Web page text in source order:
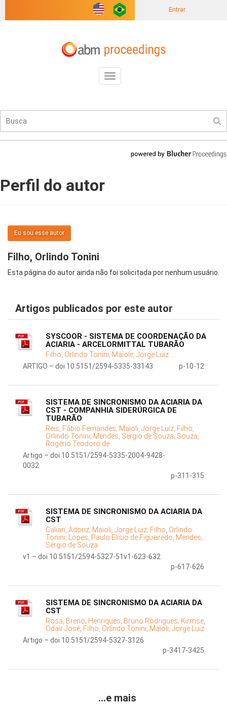
Entrar
Toggle
navigation
Perfil do autor
Eu sou esse autor
Filho, Orlindo Tonini
Esta página do autor ainda não foi solicitada por nenhum usuário.
Artigos publicados por este autor
SYSCOOR - SISTEMA DE COORDENAÇÃO DA
ACIARIA - ARCELORMITTAL TUBARÃO
Filho, Orlindo Tonini; Maiolir, Jorge Luiz
ARTIGO – doi 10.5151/2594-5335-33143
p-10-12
SISTEMA DE SINCRONISMO DA ACIARIA DA
CST - COMPANHIA SIDERÚRGICA DE
TUBARÃO
Reis, Fábio Fernandes; Maioli, Jorge Luíz; Filho,
Orlindo Tonini; Mendes, Sergio de Souza; Souza,
Rogério Teodoro de
Artigo – doi 10.5151/2594-5335-2004-9428-
0032
p-311-315
SISTEMA DE SINCRONISMO DA ACIARIA DA
CST
Caliari, Adoriz; Maioli, Jorge Luiz; Filho, Orlindo
Tonini; Lopes, Paulo Elísio de Figueiredo; Mendes,
Sérgio de Souza
v1 – doi 10.5151/2594-5327-51v1-623-632
p-617-626
SISTEMA DE SINCRONISMO DA ACIARIA DA
CST
Rosa, Breno; Henriques, Bruno Rodrigues; Kirmse,
Odair José; Filho, Orlindo Tonini; Maioli, Jorge Luiz
Artigo – doi 10.5151/2594-5327-3126
p-3417-3425
...e mais